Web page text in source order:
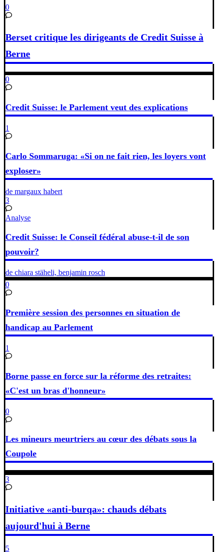
0
Berset critique les dirigeants de Credit Suisse à
Berne
0
Credit Suisse: le Parlement veut des explications
1
Carlo Sommaruga: «Si on ne fait rien, les loyers vont
exploser»
de margaux habert
3
Analyse
Credit Suisse: le Conseil fédéral abuse-t-il de son
pouvoir?
de chiara stäheli, benjamin rosch
0
Première session des personnes en situation de
handicap au Parlement
1
Borne passe en force sur la réforme des retraites:
«C'est un bras d'honneur»
0
Les mineurs meurtriers au cœur des débats sous la
Coupole
3
Initiative «anti-burqa»: chauds débats
aujourd'hui à Berne
5